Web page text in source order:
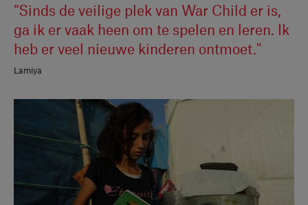
“Sinds de veilige plek van War Child er is,
ga ik er vaak heen om te spelen en leren. Ik
heb er veel nieuwe kinderen ontmoet."
Lamiya